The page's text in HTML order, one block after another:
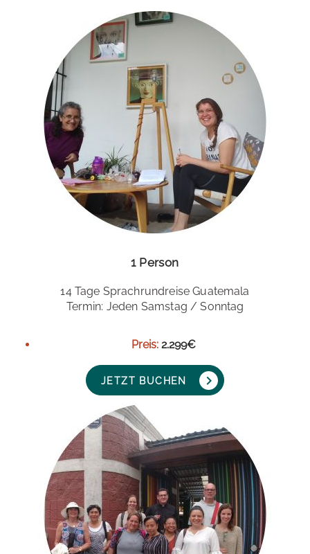
1 Person
14 Tage Sprachrundreise Guatemala
Termin: Jeden Samstag / Sonntag
Preis: 2.299€
JETZT BUCHEN